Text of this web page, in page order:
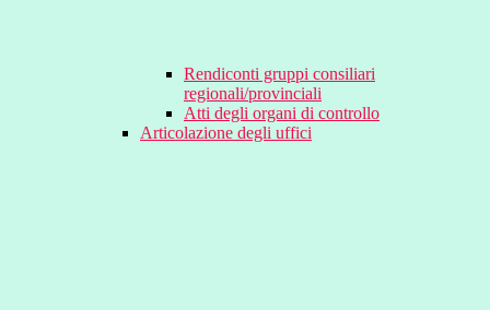
Rendiconti gruppi consiliari
regionali/provinciali
Atti degli organi di controllo
Articolazione degli uffici